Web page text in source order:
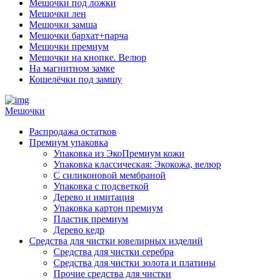
Мешочки под ложки
Мешочки лен
Мешочки замша
Мешочки бархат+парча
Мешочки премиум
Мешочки на кнопке. Велюр
На магнитном замке
Кошелёчки под замшу
Мешочки
Распродажа остатков
Премиум упаковка
Упаковка из ЭкоПремиум кожи
Упаковка классическая: Экокожа, велюр
С силиконовой мембраной
Упаковка с подсветкой
Дерево и имитация
Упаковка картон премиум
Пластик премиум
Дерево кедр
Средства для чистки ювелирных изделий
Средства для чистки серебра
Средства для чистки золота и платины
Прочие средства для чистки